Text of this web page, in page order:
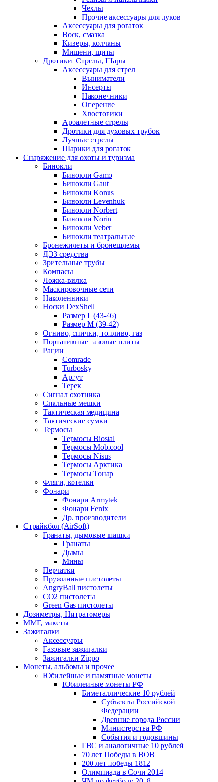
Чехлы
Прочие аксессуары для луков
Аксессуары для рогаток
Воск, смазка
Киверы, колчаны
Мишени, щиты
Дротики, Стрелы, Шары
Аксессуары для стрел
Выниматели
Инсерты
Наконечники
Оперение
Хвостовики
Арбалетные стрелы
Дротики для духовых трубок
Лучные стрелы
Шарики для рогаток
Снаряжение для охоты и туризма
Бинокли
Бинокли Gamo
Бинокли Gaut
Бинокли Konus
Бинокли Levenhuk
Бинокли Norbert
Бинокли Norin
Бинокли Veber
Бинокли театральные
Бронежилеты и бронешлемы
ДЭЗ средства
Зрительные трубы
Компасы
Ложка-вилка
Маскировочные сети
Наколенники
Носки DexShell
Размер L (43-46)
Размер M (39-42)
Огниво, спички, топливо, газ
Портативные газовые плиты
Рации
Comrade
Turbosky
Аргут
Терек
Сигнал охотника
Спальные мешки
Тактическая медицина
Тактические сумки
Термосы
Термосы Biostal
Термосы Mobicool
Термосы Nisus
Термосы Арктика
Термосы Тонар
Фляги, котелки
Фонари
Фонари Armytek
Фонари Fenix
Др. производители
Страйкбол (AirSoft)
Гранаты, дымовые шашки
Гранаты
Дымы
Мины
Перчатки
Пружинные пистолеты
AngryBall пистолеты
CO2 пистолеты
Green Gas пистолеты
Дозиметры, Нитратомеры
ММГ, макеты
Зажигалки
Аксессуары
Газовые зажигалки
Зажигалки Zippo
Монеты, альбомы и прочее
Юбилейные и памятные монеты
Юбилейные монеты РФ
Биметаллические 10 рублей
Субъекты Российской
Федерации
Древние города России
Министерства РФ
События и годовщины
ГВС и аналогичные 10 рублей
70 лет Победы в ВОВ
200 лет победы 1812
Олимпиада в Сочи 2014